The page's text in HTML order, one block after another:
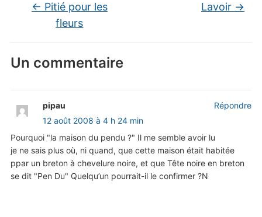
← Pitié pour les
fleurs
Lavoir →
Un commentaire
pipau
12 août 2008 à 4 h 24 min
Pourquoi "la maison du pendu ?" Il me semble avoir lu
je ne sais plus où, ni quand, que cette maison était habitée
ppar un breton à chevelure noire, et que Tête noire en breton
se dit "Pen Du" Quelqu’un pourrait-il le confirmer ?N
Répondre